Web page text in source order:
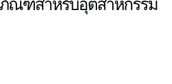
ณฑ์สําหรับอุตสาหกรรม